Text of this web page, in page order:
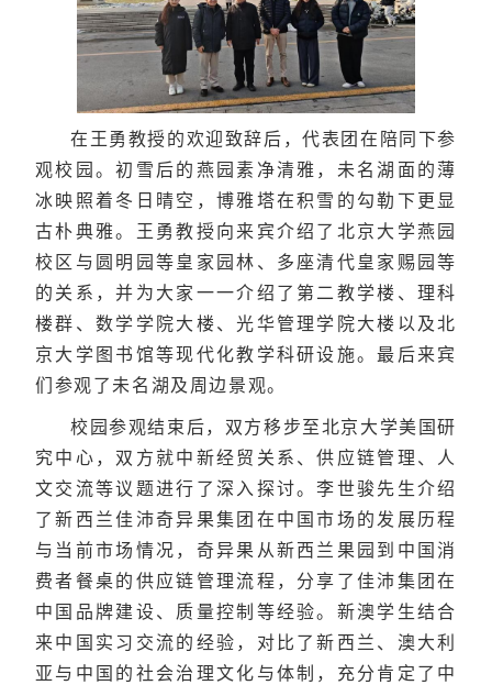
在王勇教授的欢迎致辞后，代表团在陪同下参
观校园。初雪后的燕园素净清雅，未名湖面的薄
冰映照着冬日晴空，博雅塔在积雪的勾勒下更显
古朴典雅。王勇教授向来宾介绍了北京大学燕园
校区与圆明园等皇家园林、多座清代皇家赐园等
的关系，并为大家一一介绍了第二教学楼、理科
楼群、数学学院大楼、光华管理学院大楼以及北
京大学图书馆等现代化教学科研设施。最后来宾
们参观了未名湖及周边景观。
校园参观结束后，双方移步至北京大学美国研
究中心，双方就中新经贸关系、供应链管理、人
文交流等议题进行了深入探讨。李世骏先生介绍
了新西兰佳沛奇异果集团在中国市场的发展历程
与当前市场情况，奇异果从新西兰果园到中国消
费者餐桌的供应链管理流程，分享了佳沛集团在
中国品牌建设、质量控制等经验。新澳学生结合
来中国实习交流的经验，对比了新西兰、澳大利
亚与中国的社会治理文化与体制，充分肯定了中